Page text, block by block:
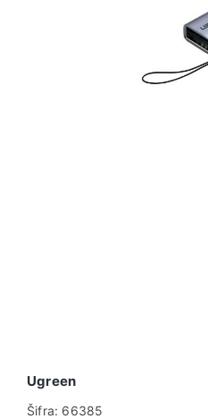
Ugreen
Šifra: 66385